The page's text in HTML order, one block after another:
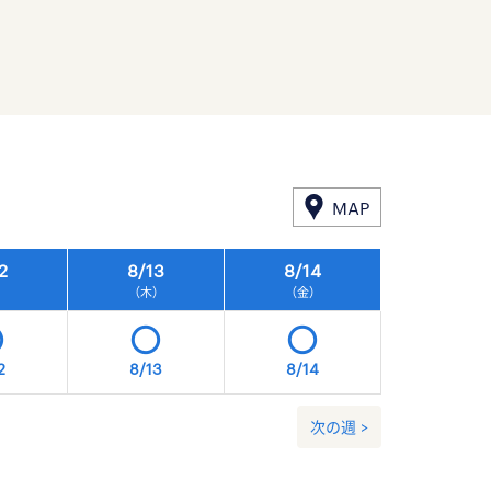
MAP
8/13
（木）
8/14
（金）
8/13 8/14
次の週 >